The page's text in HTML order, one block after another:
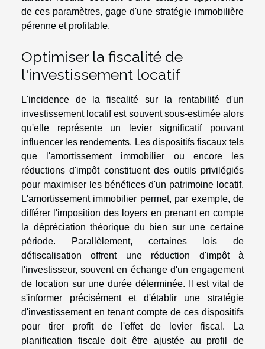
de ces paramètres, gage d'une stratégie immobilière
pérenne et profitable.
Optimiser la fiscalité de
l'investissement locatif
L'incidence de la fiscalité sur la rentabilité d'un
investissement locatif est souvent sous-estimée alors
qu'elle représente un levier significatif pouvant
influencer les rendements. Les dispositifs fiscaux tels
que l'amortissement immobilier ou encore les
réductions d'impôt constituent des outils privilégiés
pour maximiser les bénéfices d'un patrimoine locatif.
L'amortissement immobilier permet, par exemple, de
différer l'imposition des loyers en prenant en compte
la dépréciation théorique du bien sur une certaine
période. Parallèlement, certaines lois de
défiscalisation offrent une réduction d'impôt à
l'investisseur, souvent en échange d'un engagement
de location sur une durée déterminée. Il est vital de
s'informer précisément et d'établir une stratégie
d'investissement en tenant compte de ces dispositifs
pour tirer profit de l'effet de levier fiscal. La
planification fiscale doit être ajustée au profil de